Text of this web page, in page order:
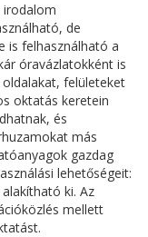
irodalom
de
is felhasználható a
óravázlatokként is
felületeket
oktatás keretein
és
más
gazdag
lehetőségeit:
ki. Az
mellett